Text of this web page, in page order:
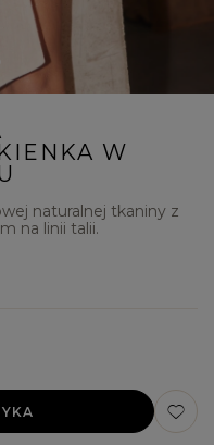
W
naturalnej tkaniny z
na linii talii.